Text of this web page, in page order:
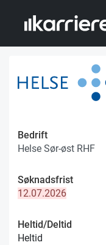
Bedrift
Helse Sør-øst RHF
Søknadsfrist
12.07.2026
Heltid/Deltid
Heltid